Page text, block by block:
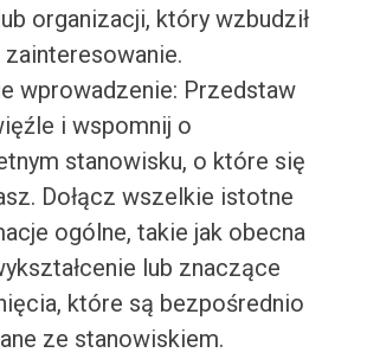
organizacji, który wzbudził
wprowadzenie: Przedstaw
i wspomnij o
stanowisku, o które się
Dołącz wszelkie istotne
ogólne, takie jak obecna
lub znaczące
które są bezpośrednio
ze stanowiskiem.